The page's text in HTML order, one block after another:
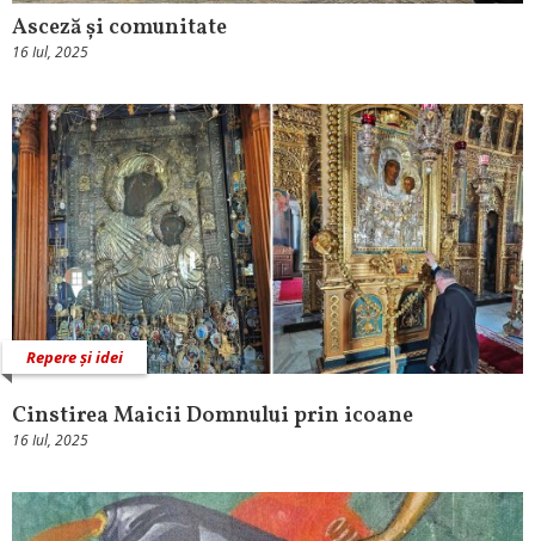
Asceză și comunitate
16 Iul, 2025
Repere și idei
Cinstirea Maicii Domnului prin icoane
16 Iul, 2025